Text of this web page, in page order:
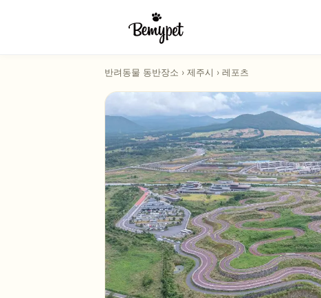
반려동물 동반장소 › 제주시 › 레포츠